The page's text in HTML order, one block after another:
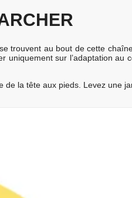
trouvent au bout de cette
uniquement sur l’adaptation au
la tête aux pieds. Levez une